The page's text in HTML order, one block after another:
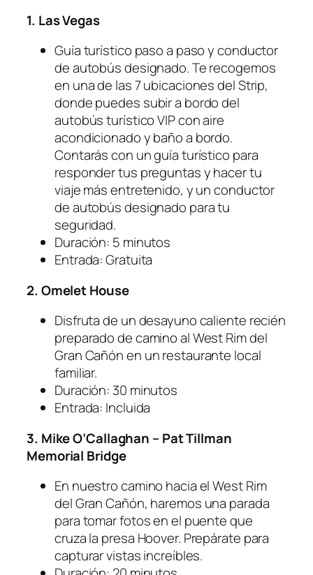
1. Las Vegas
Guía turístico paso a paso y conductor
de autobús designado. Te recogemos
en una de las 7 ubicaciones del Strip,
donde puedes subir a bordo del
autobús turístico VIP con aire
acondicionado y baño a bordo.
Contarás con un guía turístico para
responder tus preguntas y hacer tu
viaje más entretenido, y un conductor
de autobús designado para tu
seguridad.
Duración: 5 minutos
Entrada: Gratuita
2. Omelet House
Disfruta de un desayuno caliente recién
preparado de camino al West Rim del
Gran Cañón en un restaurante local
familiar.
Duración: 30 minutos
Entrada: Incluida
3. Mike O’Callaghan – Pat Tillman
Memorial Bridge
En nuestro camino hacia el West Rim
del Gran Cañón, haremos una parada
para tomar fotos en el puente que
cruza la presa Hoover. Prepárate para
capturar vistas increíbles.